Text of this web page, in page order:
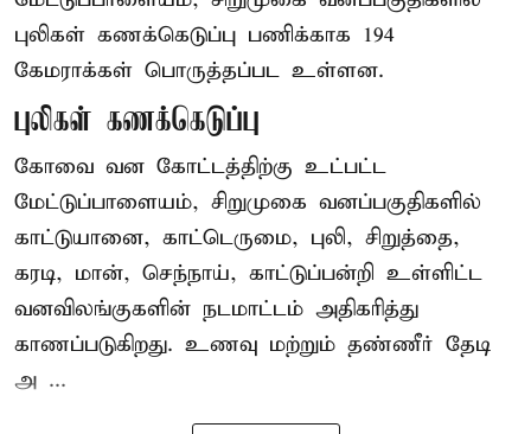
புலிகள் கணக்கெடுப்பு பணிக்காக 194
கேமராக்கள் பொருத்தப்பட உள்ளன.
புலிகள் கணக்கெடுப்பு
கோவை வன கோட்டத்திற்கு உட்பட்ட
மேட்டுப்பாளையம், சிறுமுகை வனப்பகுதிகளில்
காட்டுயானை, காட்டெருமை, புலி, சிறுத்தை,
கரடி, மான், செந்நாய், காட்டுப்பன்றி உள்ளிட்ட
வனவிலங்குகளின் நடமாட்டம் அதிகரித்து
காணப்படுகிறது. உணவு மற்றும் தண்ணீர் தேடி
அ ...